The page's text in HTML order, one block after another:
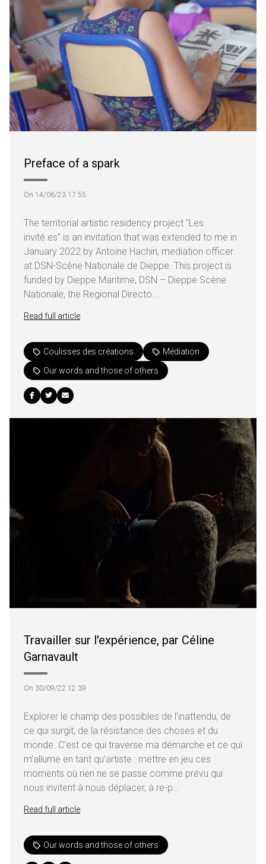
Preface of a spark
On 14/06/23 17:55
The territorial artistic residency project "Les
invité.es" is an invitation that was extended to me in
January 2022 by Antoine Hachin, mediation officer
at DSN-Scène Nationale de Dieppe. This project is
funded by Dieppe Maritime, DSN – Dieppe Scène
Nationale, the Regional Directo...
Read full article
Coulisses des créations
Médiation
Our words and those of others
Travailler sur l'expérience, par Céline
Garnavault
On 30/09/22 12:39
Explorer le champ des possibles de l’inattendu, de
ce qui surgit, de la résistance des choses et du
monde. C’est ce qui traverse ma démarche et ce qui
m’allume en tant qu’artiste : mettre en jeu ces
moments où rien ne se passe comme prévu qui
nous invitent à nous déplacer, à re-p...
Read full article
Our words and those of others